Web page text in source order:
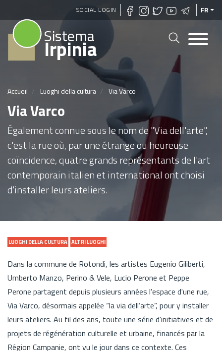
Aller
au
contenu
principal
SOCIAL LOGIN FR
Sistema
Irpinia
Accueil Luoghi della cultura Via Varco
Via Varco
Également connue sous le nom de "Via dell'arte",
c'est la rue où, par une étrange ou heureuse
coïncidence, quatre grands représentants de l'art
contemporain italien et international ont choisi
d'installer leurs ateliers.
LUOGHI DELLA CULTURA ALTRI LUOGHI
Dans la commune de Rotondi, les artistes Eugenio Giliberti,
Umberto Manzo, Perino & Vele, Lucio Perone et Peppe
Perone partagent depuis plusieurs années l'espace d'une rue,
Via Varco, désormais appelée “la via dell’arte”, pour y installer
leurs ateliers. Au fil des ans, toute une série d'initiatives et de
projets de régénération culturelle et urbaine, financés par la
Région Campanie, ont vu le jour dans ce contexte. Ces